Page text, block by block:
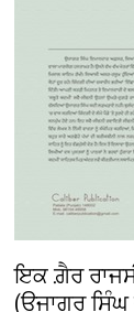
ਇਕ ਗ਼ੈਰ
(ਉਜਾਗਰ ਸਿੰਘ